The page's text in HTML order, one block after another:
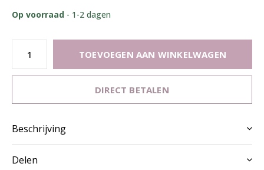
Op voorraad - 1-2 dagen
TOEVOEGEN AAN WINKELWAGEN
DIRECT BETALEN
Beschrijving
Delen